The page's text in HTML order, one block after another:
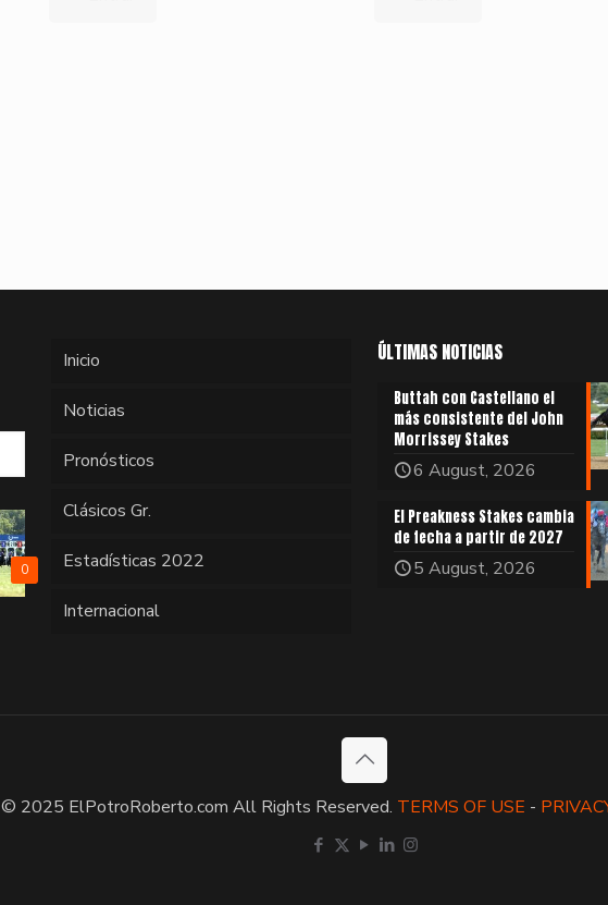
0
Inicio
Noticias
Pronósticos
Clásicos Gr.
Estadísticas 2022
Internacional
ÚLTIMAS NOTICIAS
Buttah con Castellano el
más consistente del John
Morrissey Stakes
6 August, 2026
El Preakness Stakes cambia
de fecha a partir de 2027
5 August, 2026
© 2025 ElPotroRoberto.com All Rights Reserved. TERMS OF USE -